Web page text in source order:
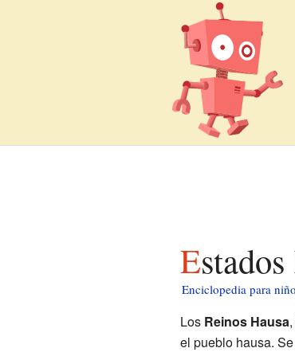
Enciclopedia para
Los Reinos Hausa
el pueblo hausa.